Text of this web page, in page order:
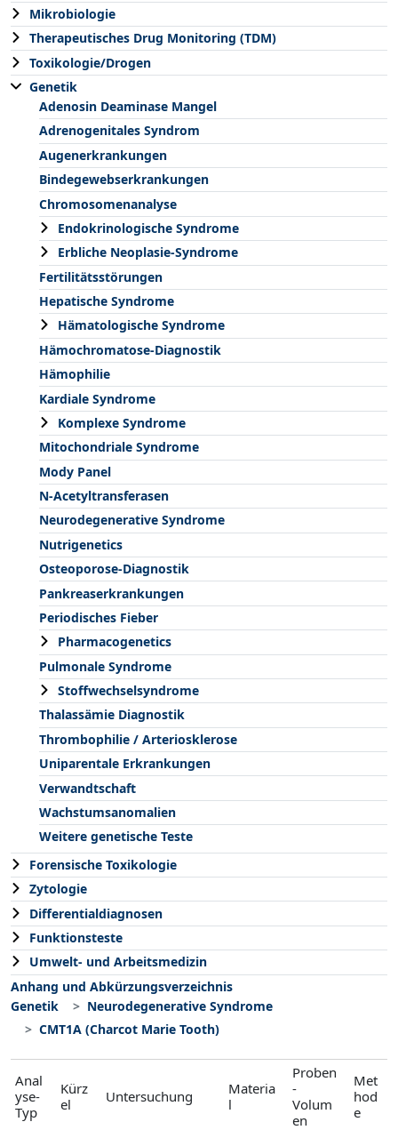
Mikrobiologie
Therapeutisches Drug Monitoring (TDM)
Toxikologie/Drogen
Genetik
Adenosin Deaminase Mangel
Adrenogenitales Syndrom
Augenerkrankungen
Bindegewebserkrankungen
Chromosomenanalyse
Endokrinologische Syndrome
Erbliche Neoplasie-Syndrome
Fertilitätsstörungen
Hepatische Syndrome
Hämatologische Syndrome
Hämochromatose-Diagnostik
Hämophilie
Kardiale Syndrome
Komplexe Syndrome
Mitochondriale Syndrome
Mody Panel
N-Acetyltransferasen
Neurodegenerative Syndrome
Nutrigenetics
Osteoporose-Diagnostik
Pankreaserkrankungen
Periodisches Fieber
Pharmacogenetics
Pulmonale Syndrome
Stoffwechselsyndrome
Thalassämie Diagnostik
Thrombophilie / Arteriosklerose
Uniparentale Erkrankungen
Verwandtschaft
Wachstumsanomalien
Weitere genetische Teste
Forensische Toxikologie
Zytologie
Differentialdiagnosen
Funktionsteste
Umwelt- und Arbeitsmedizin
Anhang und Abkürzungsverzeichnis
Genetik
Neurodegenerative Syndrome
CMT1A (Charcot Marie Tooth)
Anal
yse-
Typ
Kürz
el
Untersuchung
Materia
l
Proben
-
Volum
en
Met
hod
e